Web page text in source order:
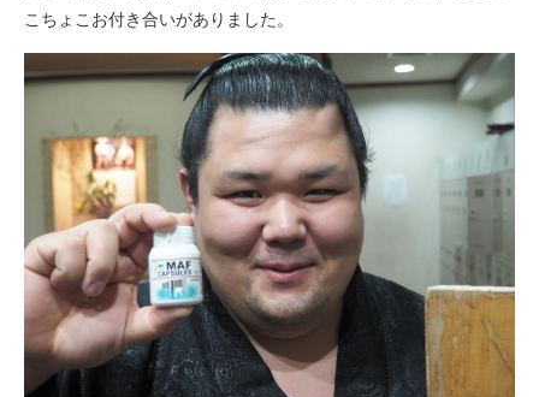
こちょこお付き合いがありました。